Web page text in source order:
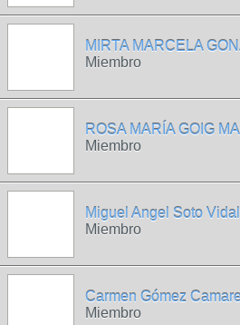
MIRTA MARCELA
Miembro
ROSA MARÍA GOIG
Miembro
Miguel Angel Soto Vidal
Miembro
Carmen Gómez
Miembro